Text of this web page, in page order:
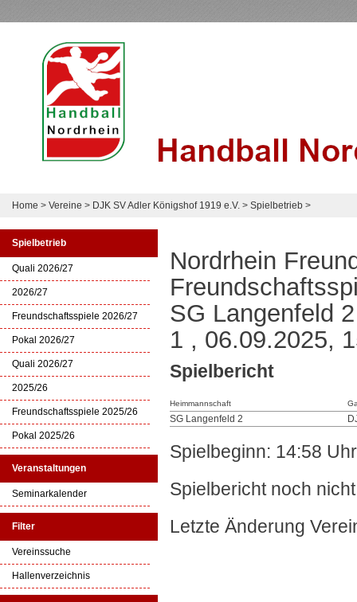
Home > Vereine > DJK SV Adler Königshof 1919 e.V. > Spielbetrieb >
Spielbetrieb
Quali 2026/27
2026/27
Freundschaftsspiele 2026/27
Pokal 2026/27
Quali 2026/27
2025/26
Freundschaftsspiele 2025/26
Pokal 2025/26
Veranstaltungen
Seminarkalender
Filter
Vereinssuche
Hallenverzeichnis
Nordrhein
SG Langenfeld
1 , 06.09.2025,
Spielbericht
Heimmannschaft
SG Langenfeld 2
Spielbeginn: 14:58
Spielbericht noch
Letzte Änderung